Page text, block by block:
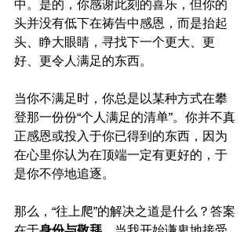
中。是的，你感谢此刻的喜乐，但你的
头并没有低下在祷告中感恩，而是抬起
头、睁大眼睛，寻找下一个更大、更
好、更令人满足的东西。
当你不满足时，你总是以某种方式在攀
登那一份份“个人满足的清单”。你并不真
正感恩或投入于你已得到的东西，因为
在心里你认为在顶端一定有更好的，于
是你不停地追逐。
那么，“往上爬”的解决之道是什么？答案